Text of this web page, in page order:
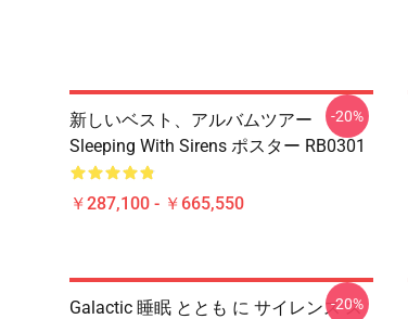
新しいベスト、アルバムツアー
Sleeping With Sirens ポスター RB0301
￥287,100 - ￥665,550
-20%
Galactic 睡眠 ととも に サイレンス ス
-20%